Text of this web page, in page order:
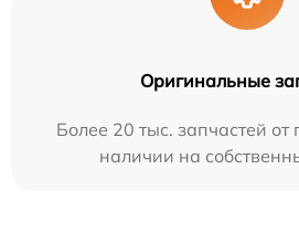
Оригинальные
Более 20 тыс. запчастей от
наличии на